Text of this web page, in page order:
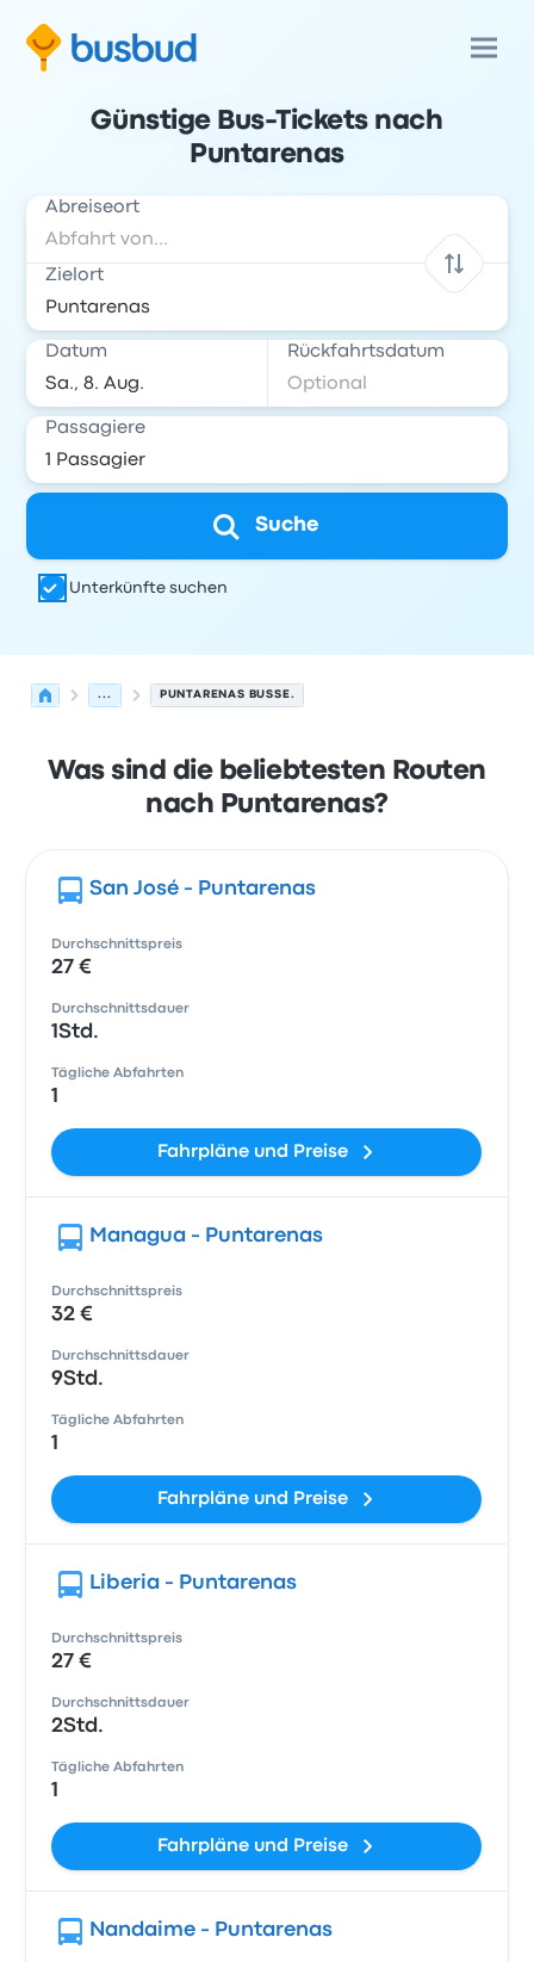
Günstige Bus-Tickets nach
Puntarenas
Abreiseort
Zielort
Datum Rückfahrtsdatum
Passagiere
Suche
Unterkünfte suchen
... PUNTARENAS BUSSE.
Was sind die beliebtesten Routen
nach Puntarenas?
San José - Puntarenas
Durchschnittspreis
27 €
Durchschnittsdauer
1Std.
Tägliche Abfahrten
1
Fahrpläne und Preise
Managua - Puntarenas
Durchschnittspreis
32 €
Durchschnittsdauer
9Std.
Tägliche Abfahrten
1
Fahrpläne und Preise
Liberia - Puntarenas
Durchschnittspreis
27 €
Durchschnittsdauer
2Std.
Tägliche Abfahrten
1
Fahrpläne und Preise
Nandaime - Puntarenas